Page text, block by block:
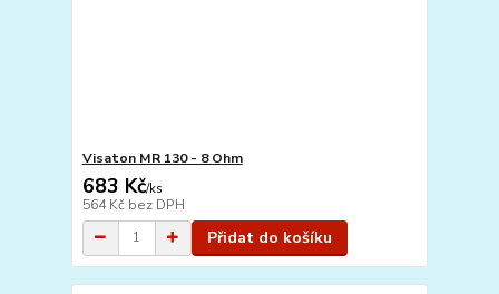
Visaton MR 130 - 8 Ohm
683 Kč/ks
564 Kč bez DPH
Přidat do košíku